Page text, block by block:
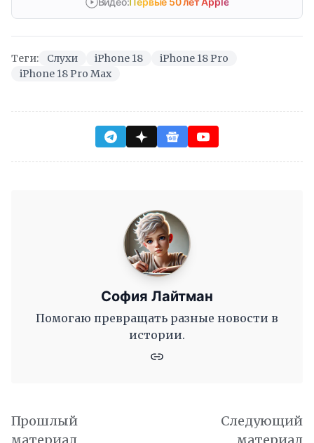
Теги: Слухи iPhone 18
iPhone 18 Pro
iPhone 18 Pro Max
София Лайтман
Помогаю превращать разные новости в
истории.
Прошлый
Следующий